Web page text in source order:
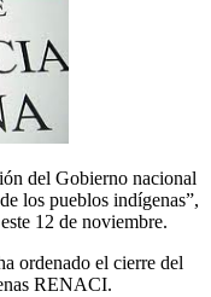
del Gobierno nacional
los pueblos indígenas”,
12 de noviembre.
ordenado el cierre del
RENACI.